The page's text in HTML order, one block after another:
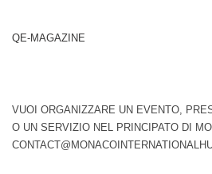
QE-MAGAZINE
VUOI ORGANIZZARE UN EVENTO,
O UN SERVIZIO NEL PRINCIPATO DI